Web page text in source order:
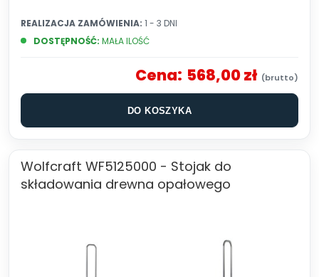
DOSTĘPNOŚĆ: MAŁA ILOŚĆ
REALIZACJA ZAMÓWIENIA: 1 - 3 DNI
Cena: 568,00 zł
DO KOSZYKA
Wolfcraft WF5125000 - Stojak do
składowania drewna opałowego